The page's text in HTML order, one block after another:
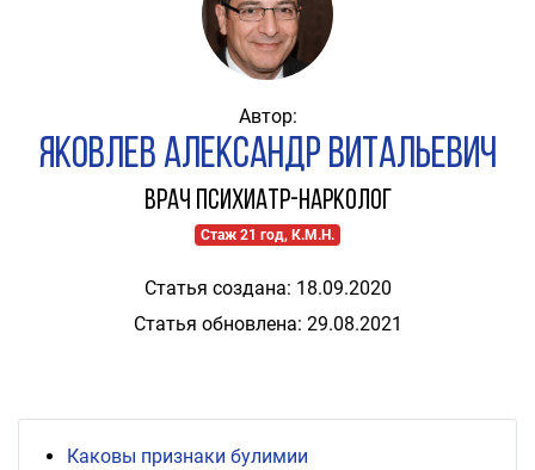
Автор:
Яковлев Александр Витальевич
Врач психиатр-нарколог
Стаж 21 год, К.М.Н.
Статья создана: 18.09.2020
Статья обновлена: 29.08.2021
Каковы признаки булимии